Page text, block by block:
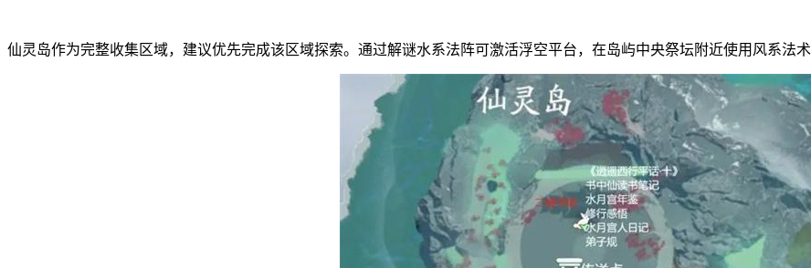
仙灵岛作为完整收集区域，建议优先完成该区域探索。通过解谜水系法阵可激活浮空平台，在岛屿中央祭坛附近使用风系法